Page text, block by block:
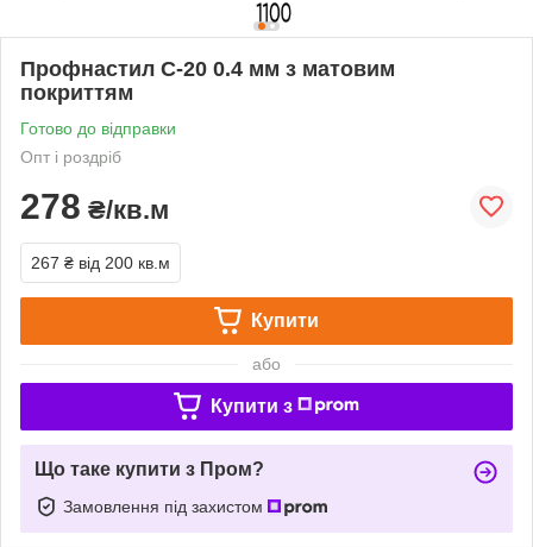
Профнастил С-20 0.4 мм з матовим
покриттям
Готово до відправки
Опт і роздріб
278 ₴/кв.м
267 ₴ від 200 кв.м
Купити
або
Купити з
Що таке купити з Пром?
Замовлення під захистом